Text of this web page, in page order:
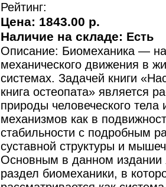
Рейтинг:
Цена: 1843.00 р.
Наличие на складе: Есть
Описание: Биомеханика —
механического движения в
системах. Задачей книги
книга остеопата» является
природы человеческого тела
механизмов как в
стабильности с подробным
суставной структуры и
Основным в данном издании
раздел биомеханики, в